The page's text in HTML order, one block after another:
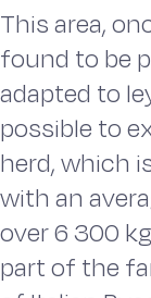
This area,
found to be
adapted to
possible to
herd, which
with an
over 6 300
part of the